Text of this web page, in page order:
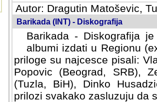
Autor: Dragutin Matoševic,
Barikada (INT) - Diskografija
Barikada - Diskografija
albumi izdati u Regionu
priloge su najcesce pisali:
Popovic (Beograd, SRB),
(Tuzla, BiH), Dinko
prilozi svakako zasluzuju da